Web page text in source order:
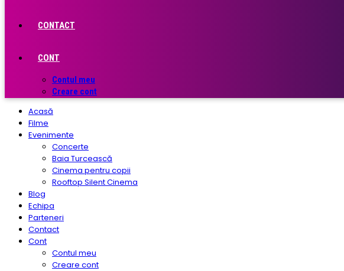
CONTACT
CONT
Contul meu
Creare cont
Acasă
Filme
Evenimente
Concerte
Baia Turcească
Cinema pentru copii
Rooftop Silent Cinema
Blog
Echipa
Parteneri
Contact
Cont
Contul meu
Creare cont